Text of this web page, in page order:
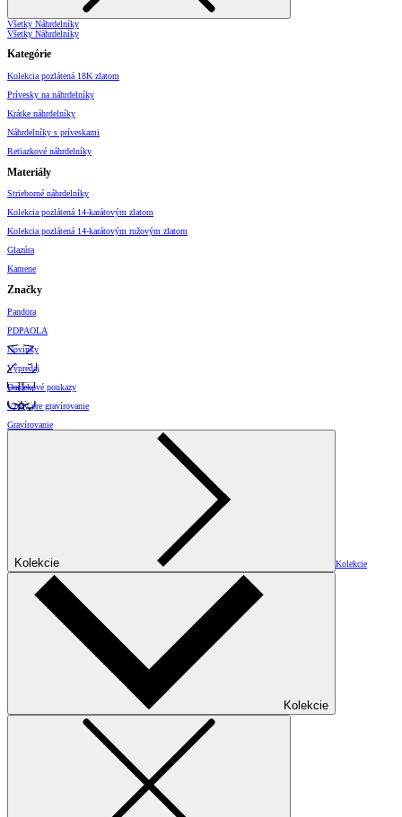
Všetky Náhrdelníky
Všetky Náhrdelníky
Kategórie
Kolekcia pozlátená 18K zlatom
Prívesky na náhrdelníky
Krátke náhrdelníky
Náhrdelníky s príveskami
Retiazkové náhrdelníky
Materiály
Strieborné náhrdelníky
Kolekcia pozlátená 14-karátovým zlatom
Kolekcia pozlátená 14-karátovým ružovým zlatom
Glazúra
Kamene
Značky
Pandora
PDPAOLA
Novinky
Výpredaj
Darčekové poukazy
Vzory pre gravírovanie
Gravírovanie
Kolekcie Kolekcie
Kolekcie